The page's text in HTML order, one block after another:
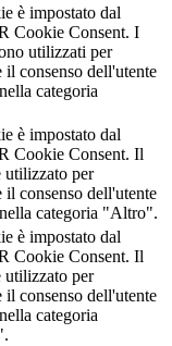
è impostato dal
Cookie Consent. I
utilizzati per
il consenso dell'utente
categoria
è impostato dal
Cookie Consent. Il
utilizzato per
il consenso dell'utente
categoria "Altro".
è impostato dal
Cookie Consent. Il
utilizzato per
il consenso dell'utente
categoria